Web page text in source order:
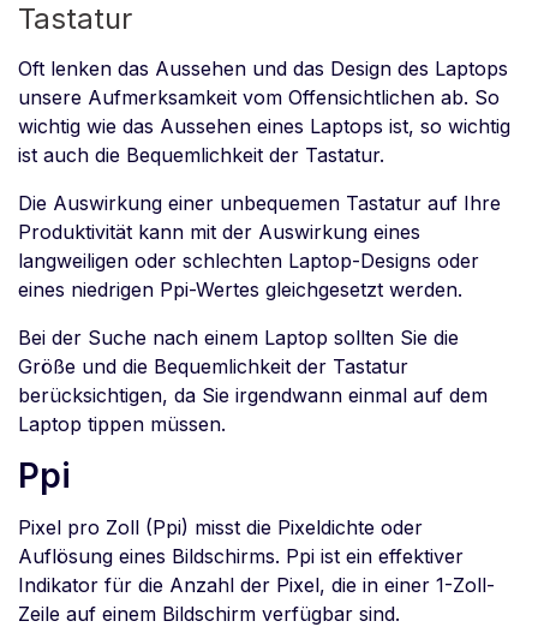
Tastatur
Oft lenken das Aussehen und das Design des Laptops
unsere Aufmerksamkeit vom Offensichtlichen ab. So
wichtig wie das Aussehen eines Laptops ist, so wichtig
ist auch die Bequemlichkeit der Tastatur.
Die Auswirkung einer unbequemen Tastatur auf Ihre
Produktivität kann mit der Auswirkung eines
langweiligen oder schlechten Laptop-Designs oder
eines niedrigen Ppi-Wertes gleichgesetzt werden.
Bei der Suche nach einem Laptop sollten Sie die
Größe und die Bequemlichkeit der Tastatur
berücksichtigen, da Sie irgendwann einmal auf dem
Laptop tippen müssen.
Ppi
Pixel pro Zoll (Ppi) misst die Pixeldichte oder
Auflösung eines Bildschirms. Ppi ist ein effektiver
Indikator für die Anzahl der Pixel, die in einer 1-Zoll-
Zeile auf einem Bildschirm verfügbar sind.